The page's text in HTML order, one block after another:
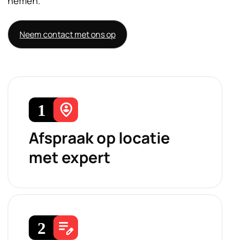
Neem contact met ons op
Afspraak op locatie
met expert